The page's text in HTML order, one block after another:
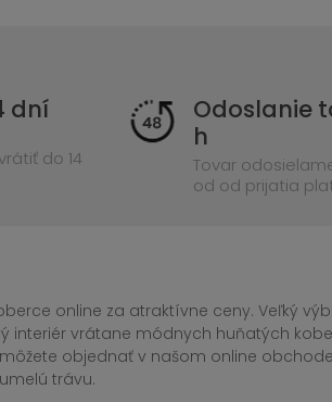
dní
do 14
Odoslanie
h
Tovar
od od prijatia
online za atraktívne ceny. Veľký
interiér vrátane módnych huňatých
objednať v našom online
trávu.